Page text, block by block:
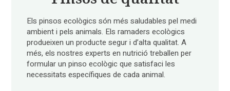
Els pinsos ecològics són més saludables pel medi
ambient i pels animals. Els ramaders ecològics
produeixen un producte segur i d’alta qualitat. A
més, els nostres experts en nutrició treballen per
formular un pinso ecològic que satisfaci les
necessitats específiques de cada animal.